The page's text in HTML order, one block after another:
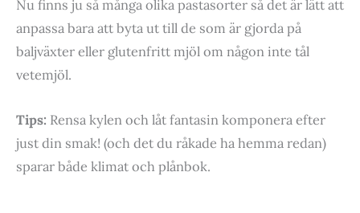
Nu finns ju så många olika pastasorter så det är lätt att
anpassa bara att byta ut till de som är gjorda på
baljväxter eller glutenfritt mjöl om någon inte tål
vetemjöl.
Tips: Rensa kylen och låt fantasin komponera efter
just din smak! (och det du råkade ha hemma redan)
sparar både klimat och plånbok.